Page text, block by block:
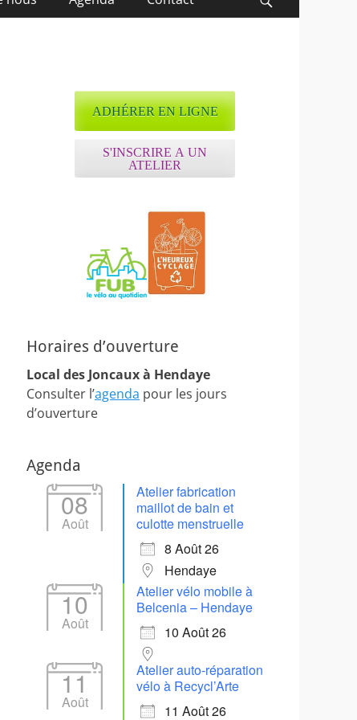
ADHÉRER EN LIGNE
S'INSCRIRE A UN
ATELIER
Horaires d’ouverture
Local des Joncaux à Hendaye
Consulter l’agenda pour les jours
d’ouverture
Agenda
08
Août
Atelier fabrication
maillot de bain et
culotte menstruelle
8 Août 26
Hendaye
10
Août
Atelier vélo mobile à
Belcenia – Hendaye
10 Août 26
11
Août
Atelier auto-réparation
vélo à Recycl’Arte
11 Août 26